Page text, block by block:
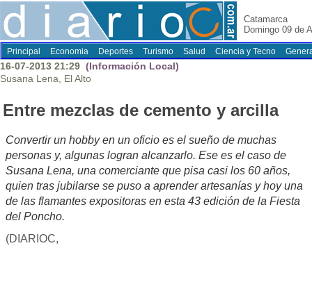
Catamarca
Domingo 09 de
Principal Economia Deportes Turismo Salud Ciencia y Tecno
16-07-2013 21:29 (Información Local)
Susana Lena, El Alto
Entre mezclas de cemento y arcilla
Convertir un hobby en un oficio es el sueño de muchas
personas y, algunas logran alcanzarlo. Ese es el caso de
Susana Lena, una comerciante que pisa casi los 60 años,
quien tras jubilarse se puso a aprender artesanías y hoy una
de las flamantes expositoras en esta 43 edición de la Fiesta
del Poncho.
(DIARIOC,